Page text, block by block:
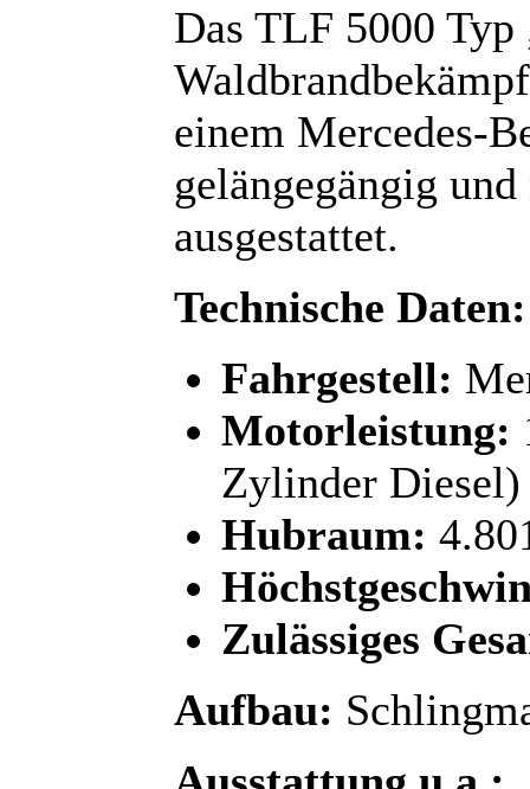
Das TLF 5000
einem Mercedes-
gelängegängig
ausgestattet.
Technische Daten:
Fahrgestell:
Motorleistung:
Zylinder Diesel)
Hubraum:
Zulässiges
Aufbau: